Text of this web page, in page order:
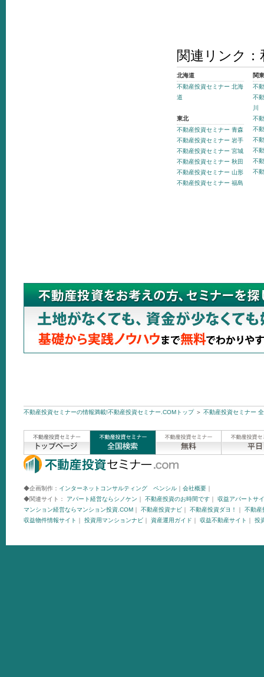
関連リンク
北海道
不動産投資セミナー 北海
道
東北
不動産投資セミナー 青森
不動産投資セミナー 岩手
不動産投資セミナー 宮城
不動産投資セミナー 秋田
不動産投資セミナー 山形
不動産投資セミナー 福島
関東
不
不
川
不
不
不
不
不
不
不動産投資セミナーの情報満載!不動産投資セミナー.COMトップ＞ 不動産投資セミナー
◆企画制作： インターネットコンサルティング ペンシル ｜ 会社概要 ｜
◆関連サイト： アパート経営ならシノケン ｜ 不動産投資のお時間です ｜ 収益アパートサ
マンション経営ならマンション投資.COM ｜ 不動産投資ナビ ｜ 不動産投資ダヨ！ ｜ 不動産
収益物件情報サイト ｜ 投資用マンションナビ ｜ 資産運用ガイド ｜ 収益不動産サイト ｜ 投